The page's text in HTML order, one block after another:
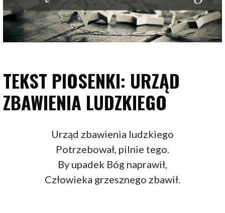
TEKST PIOSENKI: URZĄD
ZBAWIENIA LUDZKIEGO
Urząd zbawienia ludzkiego
Potrzebował, pilnie tego.
By upadek Bóg naprawił,
Człowieka grzesznego zbawił.